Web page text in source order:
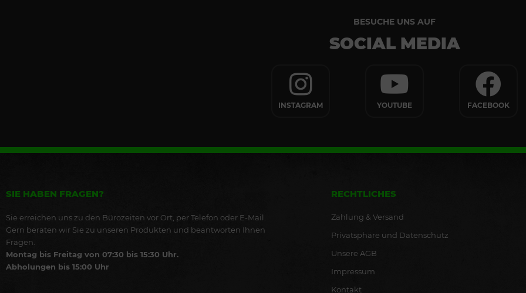
BESUCHE UNS AUF
SOCIAL MEDIA
INSTAGRAM YOUTUBE FACEBOOK
SIE HABEN FRAGEN?
Sie erreichen uns zu den Bürozeiten vor Ort, per Telefon oder E-Mail.
Gern beraten wir Sie zu unseren Produkten und beantworten Ihnen
Fragen.
Montag bis Freitag von 07:30 bis 15:30 Uhr.
Abholungen bis 15:00 Uhr
RECHTLICHES
Zahlung & Versand
Privatsphäre und Datenschutz
Unsere AGB
Impressum
Kontakt